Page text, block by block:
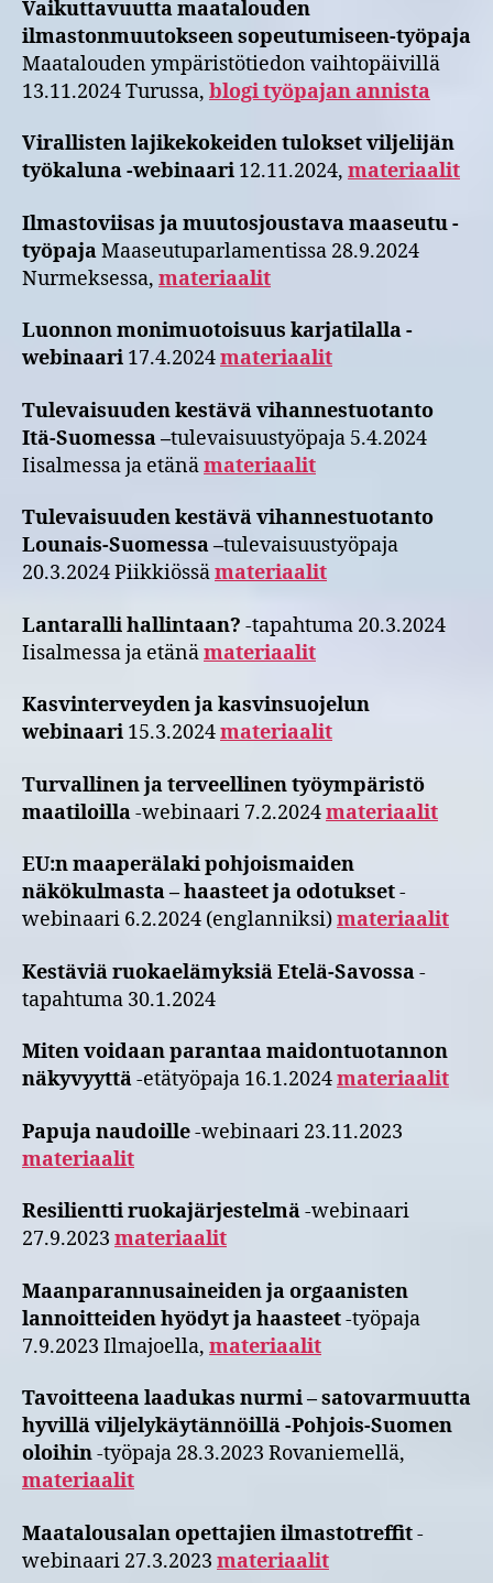
Vaikuttavuutta maatalouden
ilmastonmuutokseen sopeutumiseen-työpaja
Maatalouden ympäristötiedon vaihtopäivillä
13.11.2024 Turussa, blogi työpajan annista
Virallisten lajikekokeiden tulokset viljelijän
työkaluna -webinaari 12.11.2024, materiaalit
Ilmastoviisas ja muutosjoustava maaseutu -
työpajaMaaseutuparlamentissa 28.9.2024
Nurmeksessa, materiaalit
Luonnon monimuotoisuus karjatilalla -
webinaari 17.4.2024materiaalit
Tulevaisuuden kestävä vihannestuotanto
Itä-Suomessa –tulevaisuustyöpaja 5.4.2024
Iisalmessa ja etänämateriaalit
Tulevaisuuden kestävä vihannestuotanto
Lounais-Suomessa –tulevaisuustyöpaja
20.3.2024 Piikkiössämateriaalit
Lantaralli hallintaan? -tapahtuma 20.3.2024
Iisalmessa ja etänämateriaalit
Kasvinterveyden ja kasvinsuojelun
webinaari 15.3.2024materiaalit
Turvallinen ja terveellinen työympäristö
maatiloilla-webinaari 7.2.2024materiaalit
EU:n maaperälaki pohjoismaiden
näkökulmasta – haasteet ja odotukset-
webinaari 6.2.2024 (englanniksi)materiaalit
Kestäviä ruokaelämyksiä Etelä-Savossa-
tapahtuma 30.1.2024
Miten voidaan parantaa maidontuotannon
näkyvyyttä-etätyöpaja 16.1.2024materiaalit
Papuja naudoille-webinaari 23.11.2023
materiaalit
Resilientti ruokajärjestelmä-webinaari
27.9.2023 materiaalit
Maanparannusaineiden ja orgaanisten
lannoitteiden hyödyt ja haasteet-työpaja
7.9.2023 Ilmajoella, materiaalit
Tavoitteena laadukas nurmi – satovarmuutta
hyvillä viljelykäytännöillä -Pohjois-Suomen
oloihin-työpaja 28.3.2023 Rovaniemellä,
materiaalit
Maatalousalan opettajien ilmastotreffit-
webinaari 27.3.2023 materiaalit